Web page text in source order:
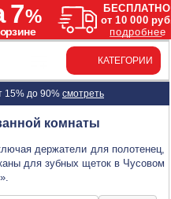
КАТЕГОРИИ
15% до 90% смотреть
комнаты
держатели для полотенец,
для зубных щеток в Чусовом